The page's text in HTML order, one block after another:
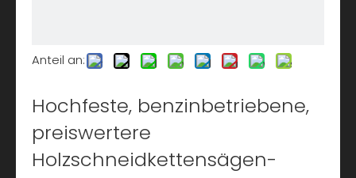
Anteil an:
Hochfeste, benzinbetriebene,
preiswertere
Holzschneidkettensägen-